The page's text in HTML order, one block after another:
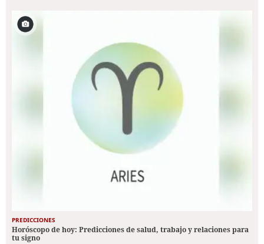
PREDICCIONES
Horóscopo de hoy: Predicciones de salud, trabajo y relaciones para
tu signo